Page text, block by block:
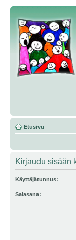
Etusivu
Kirjaudu sisään
Käyttäjätunnus:
Salasana: